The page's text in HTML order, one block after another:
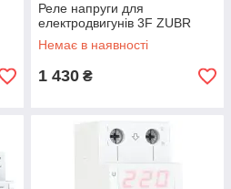
Реле напруги для
електродвигунів 3F ZUBR
Немає в наявності
1 430 ₴